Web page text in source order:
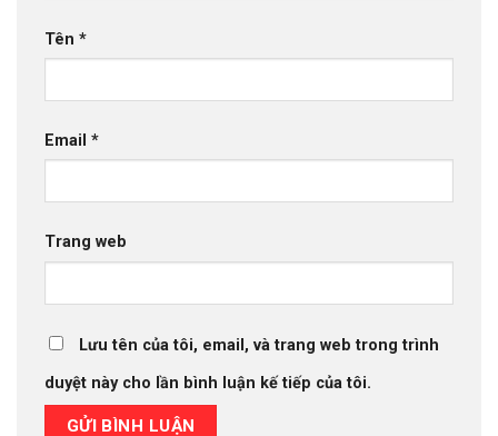
Tên *
Email *
Trang web
Lưu tên của tôi, email, và trang web trong trình
duyệt này cho lần bình luận kế tiếp của tôi.